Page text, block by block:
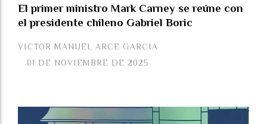
El primer ministro Mark Carney se reúne con
el presidente chileno Gabriel Boric
VICTOR MANUEL ARCE GARCIA
01 DE NOVIEMBRE DE 2025